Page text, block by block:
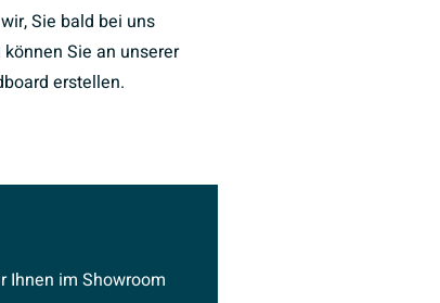
Sie bald bei uns
Sie an unserer
erstellen.
Ihnen im Showroom